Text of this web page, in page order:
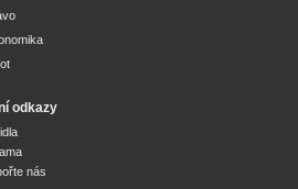
odkazy
nás